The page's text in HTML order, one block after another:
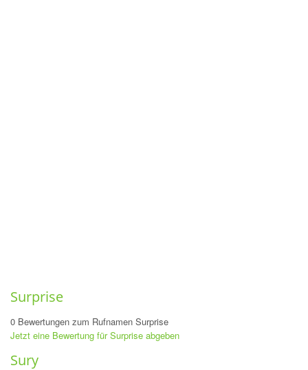
Surprise
0 Bewertungen zum Rufnamen Surprise
Jetzt eine Bewertung für Surprise abgeben
Sury